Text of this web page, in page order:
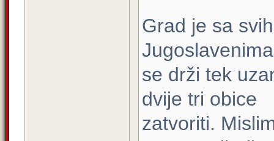
Grad je sa
se drži tek
dvije tri obice
zatvoriti.